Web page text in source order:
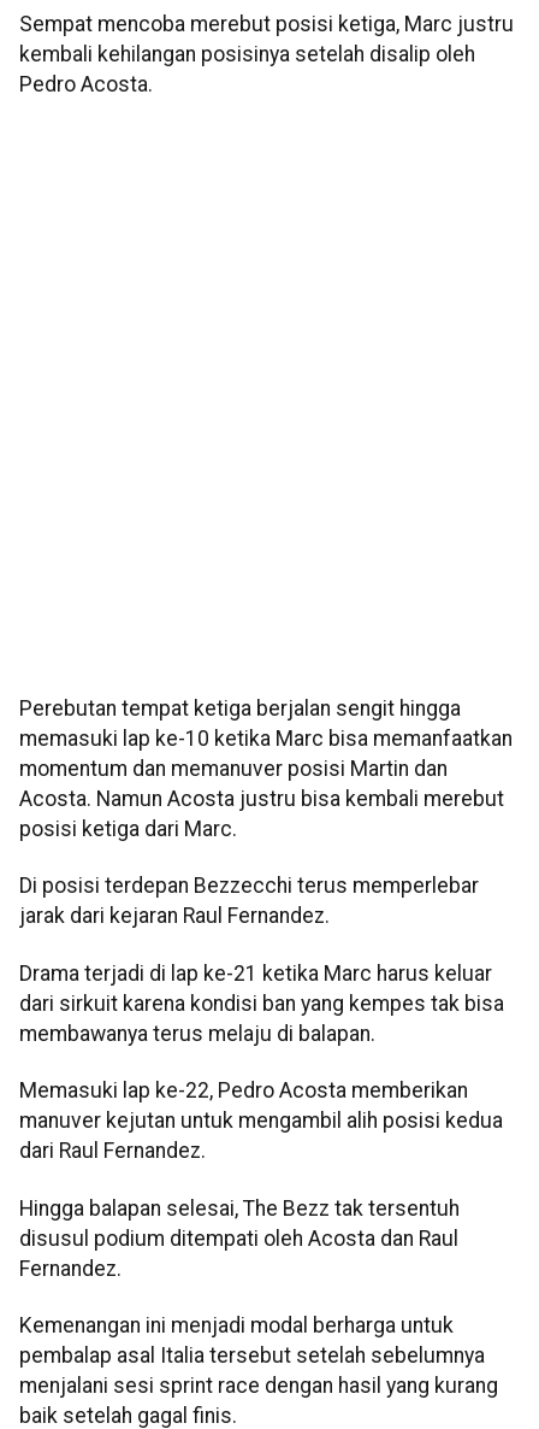
Sempat mencoba merebut posisi ketiga, Marc justru
kembali kehilangan posisinya setelah disalip oleh
Pedro Acosta.
Perebutan tempat ketiga berjalan sengit hingga
memasuki lap ke-10 ketika Marc bisa memanfaatkan
momentum dan memanuver posisi Martin dan
Acosta. Namun Acosta justru bisa kembali merebut
posisi ketiga dari Marc.
Di posisi terdepan Bezzecchi terus memperlebar
jarak dari kejaran Raul Fernandez.
Drama terjadi di lap ke-21 ketika Marc harus keluar
dari sirkuit karena kondisi ban yang kempes tak bisa
membawanya terus melaju di balapan.
Memasuki lap ke-22, Pedro Acosta memberikan
manuver kejutan untuk mengambil alih posisi kedua
dari Raul Fernandez.
Hingga balapan selesai, The Bezz tak tersentuh
disusul podium ditempati oleh Acosta dan Raul
Fernandez.
Kemenangan ini menjadi modal berharga untuk
pembalap asal Italia tersebut setelah sebelumnya
menjalani sesi sprint race dengan hasil yang kurang
baik setelah gagal finis.